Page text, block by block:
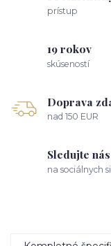
prístup
19 rokov
skúseností
Doprava
nad 150 EUR
Sledujte nás
na sociálnych